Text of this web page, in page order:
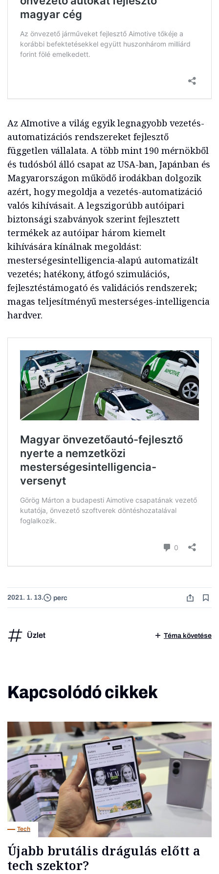
Az AImotive a világ egyik legnagyobb vezetés-
automatizációs rendszereket fejlesztő
független vállalata. A több mint 190 mérnökből
és tudósból álló csapat az USA-ban, Japánban és
Magyarországon működő irodákban dolgozik
azért, hogy megoldja a vezetés-automatizáció
valós kihívásait. A legszigorúbb autóipari
biztonsági szabványok szerint fejlesztett
termékek az autóipar három kiemelt
kihívására kínálnak megoldást:
mesterségesintelligencia-alapú automatizált
vezetés; hatékony, átfogó szimulációs,
fejlesztéstámogató és validációs rendszerek;
magas teljesítményű mesterséges-intelligencia
hardver.
2021. 1. 13. perc
Üzlet Téma követése
Kapcsolódó cikkek
Tech
Újabb brutális drágulás előtt a
tech szektor?